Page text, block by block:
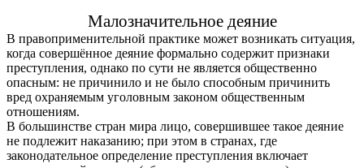
Малозначительное деяние
В правоприменительной практике может возникать ситуация,
когда совершённое деяние формально содержит признаки
преступления, однако по сути не является общественно
опасным: не причинило и не было способным причинить
вред охраняемым уголовным законом общественным
отношениям.
В большинстве стран мира лицо, совершившее такое деяние
не подлежит наказанию; при этом в странах, где
законодательное определение преступления включает